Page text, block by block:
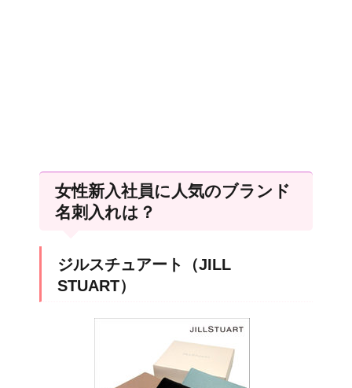
女性新入社員に人気のブランド
名刺入れは？
ジルスチュアート（JILL
STUART）